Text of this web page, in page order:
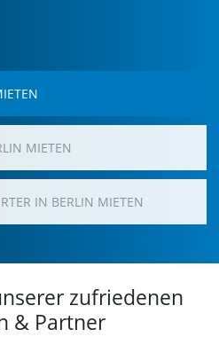
MIETEN
IN BERLIN MIETEN
zufriedenen
& Partner